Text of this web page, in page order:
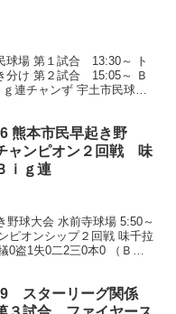
場 第１試合 13:30～ ト
け 第２試合 15:05～ Ｂ
連チャンず 宇土市民球
熊本市民早起き野
ャンピオン２回戦 味
ｉｇ連
野球大会 水前寺球場 5:50～
ピオンシップ２回戦 味千拉
0盗1失0二2三0本0 （Ｂ）
スターリーグ関係